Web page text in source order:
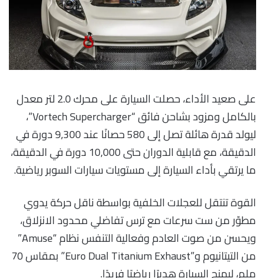
على صعيد الأداء، حصلت السيارة على محرك 2.0 لتر معدل
بالكامل ومزود بشاحن فائق “Vortech Supercharger”،
ليولد قدرة هائلة تصل إلى 580 حصانًا عند 9,300 دورة في
الدقيقة، مع قابلية الدوران حتى 10,000 دورة في الدقيقة،
ما يرتقي بأداء السيارة إلى مستويات سيارات السوبر رياضية.
القوة تنتقل للعجلات الخلفية بواسطة ناقل حركة يدوي
مطوّر من ست سرعات مع ترس تفاضلي محدود الانزلاق،
ويحسن من صوت العادم وفعالية التنفس نظام “Amuse”
من التيتانيوم و”Euro Dual Titanium Exhaust” بمقاس 70
ملم، ليمنح السيارة هديرًا رياضيًا فريدًا.